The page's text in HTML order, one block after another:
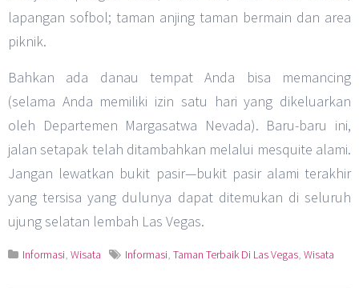
lapangan sofbol; taman anjing taman bermain dan area
piknik.
Bahkan ada danau tempat Anda bisa memancing
(selama Anda memiliki izin satu hari yang dikeluarkan
oleh Departemen Margasatwa Nevada). Baru-baru ini,
jalan setapak telah ditambahkan melalui mesquite alami.
Jangan lewatkan bukit pasir—bukit pasir alami terakhir
yang tersisa yang dulunya dapat ditemukan di seluruh
ujung selatan lembah Las Vegas.
Informasi, Wisata Informasi, Taman Terbaik Di Las Vegas, Wisata